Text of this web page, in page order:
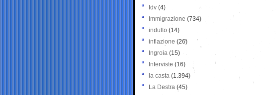
Idv (4)
Immigrazione (734)
indulto (14)
inflazione (26)
Ingroia (15)
Interviste (16)
la casta (1.394)
La Destra (45)